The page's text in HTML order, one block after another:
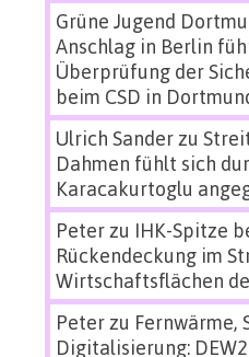
Grüne Jugend
Anschlag in Berlin
Überprüfung der
beim CSD in
Ulrich Sanderzu
Dahmen fühlt sich
Karacakurtoglu
Peterzu IHK-Spitze
Rückendeckung im
Wirtschaftsflächen
Peterzu Fernwärme,
Digitalisierung: